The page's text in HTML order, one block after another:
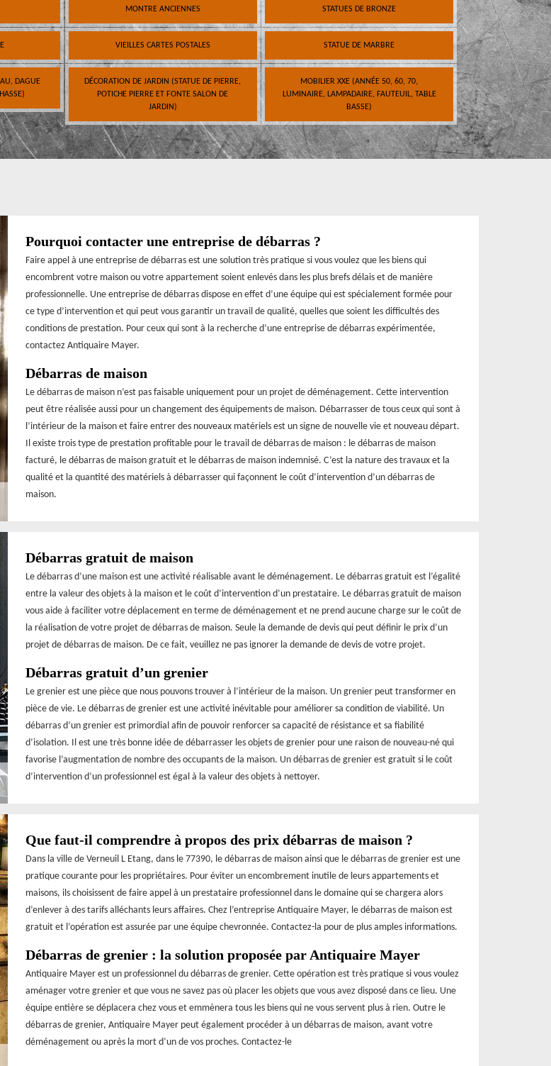
MONTRE ANCIENNES STATUES DE BRONZE
VIEILLES CARTES POSTALES STATUE DE MARBRE
DAGUE
DÉCORATION DE JARDIN (STATUE DE PIERRE,
POTICHE PIERRE ET FONTE SALON DE
JARDIN)
MOBILIER XXE (ANNÉE 50, 60, 70,
LUMINAIRE, LAMPADAIRE, FAUTEUIL, TABLE
BASSE)
Pourquoi contacter une entreprise de débarras ?
Faire appel à une entreprise de débarras est une solution très pratique si vous voulez que les biens qui
encombrent votre maison ou votre appartement soient enlevés dans les plus brefs délais et de manière
professionnelle. Une entreprise de débarras dispose en effet d’une équipe qui est spécialement formée pour
ce type d’intervention et qui peut vous garantir un travail de qualité, quelles que soient les difficultés des
conditions de prestation. Pour ceux qui sont à la recherche d’une entreprise de débarras expérimentée,
contactez Antiquaire Mayer.
Débarras de maison
Le débarras de maison n’est pas faisable uniquement pour un projet de déménagement. Cette intervention
peut être réalisée aussi pour un changement des équipements de maison. Débarrasser de tous ceux qui sont à
l’intérieur de la maison et faire entrer des nouveaux matériels est un signe de nouvelle vie et nouveau départ.
Il existe trois type de prestation profitable pour le travail de débarras de maison : le débarras de maison
facturé, le débarras de maison gratuit et le débarras de maison indemnisé. C’est la nature des travaux et la
qualité et la quantité des matériels à débarrasser qui façonnent le coût d’intervention d’un débarras de
maison.
Débarras gratuit de maison
Le débarras d’une maison est une activité réalisable avant le déménagement. Le débarras gratuit est l’égalité
entre la valeur des objets à la maison et le coût d’intervention d’un prestataire. Le débarras gratuit de maison
vous aide à faciliter votre déplacement en terme de déménagement et ne prend aucune charge sur le coût de
la réalisation de votre projet de débarras de maison. Seule la demande de devis qui peut définir le prix d’un
projet de débarras de maison. De ce fait, veuillez ne pas ignorer la demande de devis de votre projet.
Débarras gratuit d’un grenier
Le grenier est une pièce que nous pouvons trouver à l’intérieur de la maison. Un grenier peut transformer en
pièce de vie. Le débarras de grenier est une activité inévitable pour améliorer sa condition de viabilité. Un
débarras d’un grenier est primordial afin de pouvoir renforcer sa capacité de résistance et sa fiabilité
d’isolation. Il est une très bonne idée de débarrasser les objets de grenier pour une raison de nouveau-né qui
favorise l’augmentation de nombre des occupants de la maison. Un débarras de grenier est gratuit si le coût
d’intervention d’un professionnel est égal à la valeur des objets à nettoyer.
Que faut-il comprendre à propos des prix débarras de maison ?
Dans la ville de Verneuil L Etang, dans le 77390, le débarras de maison ainsi que le débarras de grenier est une
pratique courante pour les propriétaires. Pour éviter un encombrement inutile de leurs appartements et
maisons, ils choisissent de faire appel à un prestataire professionnel dans le domaine qui se chargera alors
d’enlever à des tarifs alléchants leurs affaires. Chez l’entreprise Antiquaire Mayer, le débarras de maison est
gratuit et l’opération est assurée par une équipe chevronnée. Contactez-la pour de plus amples informations.
Débarras de grenier : la solution proposée par Antiquaire Mayer
Antiquaire Mayer est un professionnel du débarras de grenier. Cette opération est très pratique si vous voulez
aménager votre grenier et que vous ne savez pas où placer les objets que vous avez disposé dans ce lieu. Une
équipe entière se déplacera chez vous et emmènera tous les biens qui ne vous servent plus à rien. Outre le
débarras de grenier, Antiquaire Mayer peut également procéder à un débarras de maison, avant votre
déménagement ou après la mort d’un de vos proches. Contactez-le